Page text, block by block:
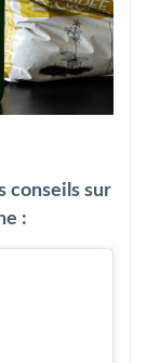
conseils sur
: